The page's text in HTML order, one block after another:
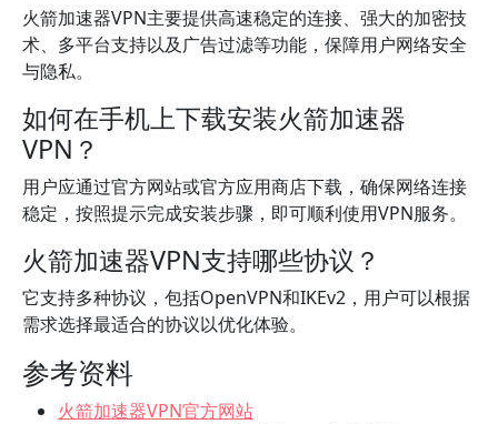
火箭加速器VPN主要提供高速稳定的连接、强大的加密技
术、多平台支持以及广告过滤等功能，保障用户网络安全
与隐私。
如何在手机上下载安装火箭加速器
VPN？
用户应通过官方网站或官方应用商店下载，确保网络连接
稳定，按照提示完成安装步骤，即可顺利使用VPN服务。
火箭加速器VPN支持哪些协议？
它支持多种协议，包括OpenVPN和IKEv2，用户可以根据
需求选择最适合的协议以优化体验。
参考资料
火箭加速器VPN官方网站